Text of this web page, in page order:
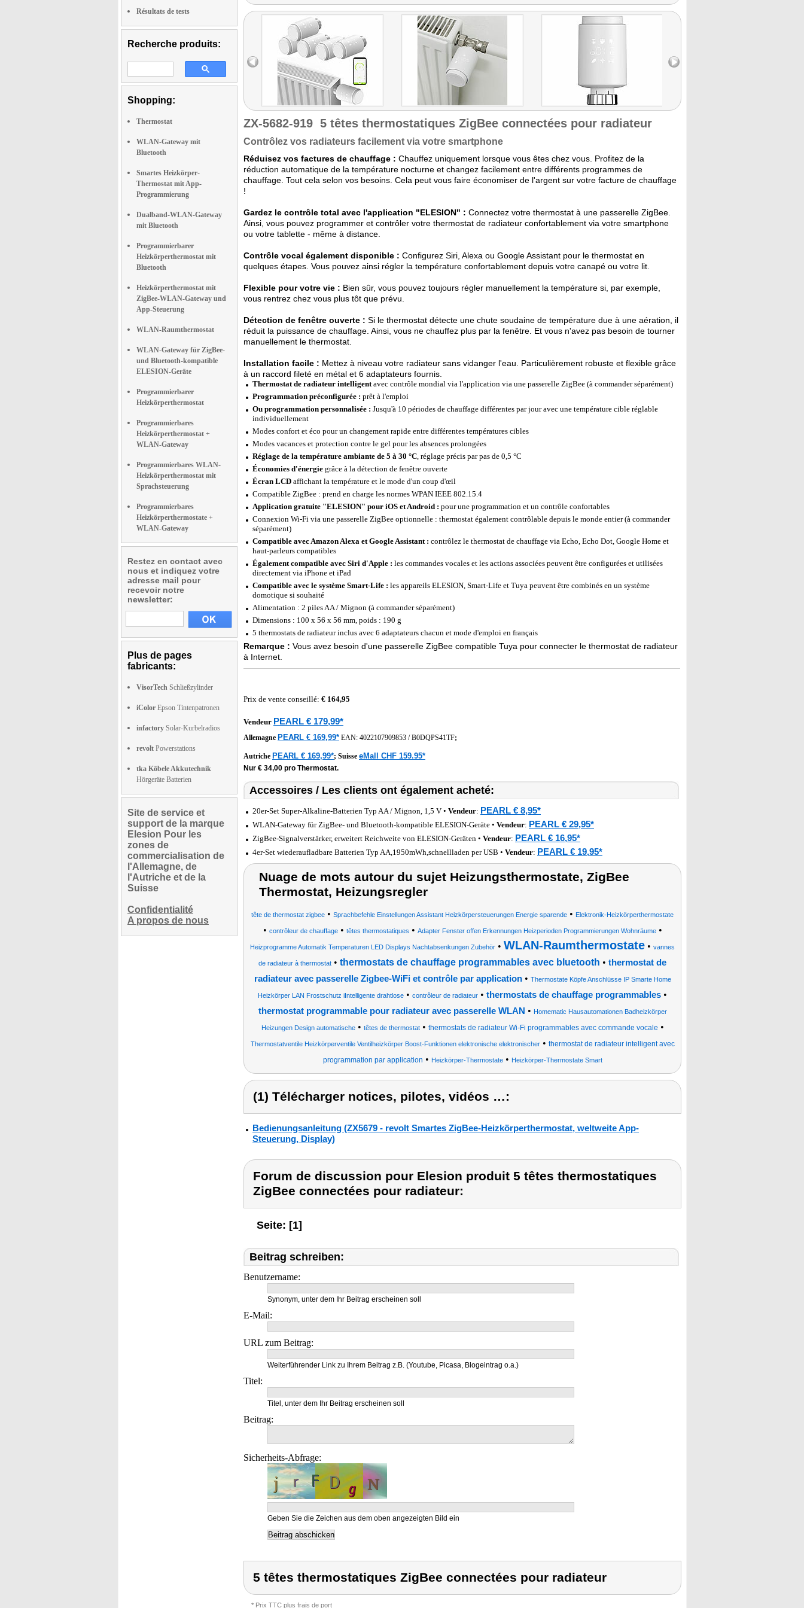
Résultats de tests
Recherche produits:
Shopping:
Thermostat
WLAN-Gateway mit
Bluetooth
Smartes Heizkörper-
Thermostat mit App-
Programmierung
Dualband-WLAN-Gateway
mit Bluetooth
Programmierbarer
Heizkörperthermostat mit
Bluetooth
Heizkörperthermostat mit
ZigBee-WLAN-Gateway und
App-Steuerung
WLAN-Raumthermostat
WLAN-Gateway für ZigBee-
und Bluetooth-kompatible
ELESION-Geräte
Programmierbarer
Heizkörperthermostat
Programmierbares
Heizkörperthermostat +
WLAN-Gateway
Programmierbares WLAN-
Heizkörperthermostat mit
Sprachsteuerung
Programmierbares
Heizkörperthermostate +
WLAN-Gateway
Restez en contact avec
nous et indiquez votre
adresse mail pour
recevoir notre
newsletter:
Plus de pages
fabricants:
VisorTech Schließzylinder
iColor Epson Tintenpatronen
infactory Solar-Kurbelradios
revolt Powerstations
tka Köbele Akkutechnik
Hörgeräte Batterien
Site de service et
support de la marque
Elesion Pour les
zones de
commercialisation de
l'Allemagne, de
l'Autriche et de la
Suisse
Confidentialité
A propos de nous
ZX-5682-919 5 têtes thermostatiques ZigBee connectées pour radiateur
Contrôlez vos radiateurs facilement via votre smartphone
Réduisez vos factures de chauffage : Chauffez uniquement lorsque vous êtes chez vous. Profitez de la
réduction automatique de la température nocturne et changez facilement entre différents programmes de
chauffage. Tout cela selon vos besoins. Cela peut vous faire économiser de l'argent sur votre facture de chauffage
!
Gardez le contrôle total avec l'application "ELESION" : Connectez votre thermostat à une passerelle ZigBee.
Ainsi, vous pouvez programmer et contrôler votre thermostat de radiateur confortablement via votre smartphone
ou votre tablette - même à distance.
Contrôle vocal également disponible : Configurez Siri, Alexa ou Google Assistant pour le thermostat en
quelques étapes. Vous pouvez ainsi régler la température confortablement depuis votre canapé ou votre lit.
Flexible pour votre vie : Bien sûr, vous pouvez toujours régler manuellement la température si, par exemple,
vous rentrez chez vous plus tôt que prévu.
Détection de fenêtre ouverte : Si le thermostat détecte une chute soudaine de température due à une aération, il
réduit la puissance de chauffage. Ainsi, vous ne chauffez plus par la fenêtre. Et vous n'avez pas besoin de tourner
manuellement le thermostat.
Installation facile : Mettez à niveau votre radiateur sans vidanger l'eau. Particulièrement robuste et flexible grâce
à un raccord fileté en métal et 6 adaptateurs fournis.
Thermostat de radiateur intelligentavec contrôle mondial via l'application via une passerelle ZigBee (à commander séparément)
Programmation préconfigurée : prêt à l'emploi
Ou programmation personnalisée : Jusqu'à 10 périodes de chauffage différentes par jour avec une température cible réglable
individuellement
Modes confort et éco pour un changement rapide entre différentes températures cibles
Modes vacances et protection contre le gel pour les absences prolongées
Réglage de la température ambiante de 5 à 30 °C, réglage précis par pas de 0,5 °C
Économies d'énergie grâce à la détection de fenêtre ouverte
Écran LCD affichant la température et le mode d'un coup d'œil
Compatible ZigBee : prend en charge les normes WPAN IEEE 802.15.4
Application gratuite "ELESION" pour iOS et Android : pour une programmation et un contrôle confortables
Connexion Wi-Fi via une passerelle ZigBee optionnelle : thermostat également contrôlable depuis le monde entier (à commander
séparément)
Compatible avec Amazon Alexa et Google Assistant : contrôlez le thermostat de chauffage via Echo, Echo Dot, Google Home et
haut-parleurs compatibles
Également compatible avec Siri d'Apple : les commandes vocales et les actions associées peuvent être configurées et utilisées
directement via iPhone et iPad
Compatible avec le système Smart-Life : les appareils ELESION, Smart-Life et Tuya peuvent être combinés en un système
domotique si souhaité
Alimentation : 2 piles AA / Mignon (à commander séparément)
Dimensions : 100 x 56 x 56 mm, poids : 190 g
5 thermostats de radiateur inclus avec 6 adaptateurs chacun et mode d'emploi en français
Remarque : Vous avez besoin d'une passerelle ZigBee compatible Tuya pour connecter le thermostat de radiateur
à Internet.
Prix de vente conseillé: € 164,95
Vendeur PEARL € 179,99*
Allemagne PEARL € 169,99* EAN: 4022107909853 /B0DQPS41TF;
Autriche PEARL € 169,99*; Suisse eMall CHF 159.95*
Nur € 34,00 pro Thermostat.
Accessoires / Les clients ont également acheté:
20er-Set Super-Alkaline-Batterien Typ AA / Mignon, 1,5 V • Vendeur: PEARL € 8,95*
WLAN-Gateway für ZigBee- und Bluetooth-kompatible ELESION-Geräte • Vendeur: PEARL € 29,95*
ZigBee-Signalverstärker, erweitert Reichweite von ELESION-Geräten • Vendeur: PEARL € 16,95*
4er-Set wiederaufladbare Batterien Typ AA,1950mWh,schnellladen per USB • Vendeur: PEARL € 19,95*
Nuage de mots autour du sujet Heizungsthermostate, ZigBee
Thermostat, Heizungsregler
tête de thermostat zigbee • Sprachbefehle Einstellungen Assistant Heizkörpersteuerungen Energie sparende • Elektronik-Heizkörperthermostate
• contrôleur de chauffage• têtes thermostatiques • Adapter Fenster offen Erkennungen Heizperioden Programmierungen Wohnräume•
Heizprogramme Automatik Temperaturen LED Displays Nachtabsenkungen Zubehör • WLAN-Raumthermostate • vannes
de radiateur à thermostat • thermostats de chauffage programmables avec bluetooth • thermostat de
radiateur avec passerelle Zigbee-WiFi et contrôle par application• Thermostate Köpfe Anschlüsse IP Smarte Home
Heizkörper LAN Frostschutz iIntelligente drahtlose • contrôleur de radiateur • thermostats de chauffage programmables •
thermostat programmable pour radiateur avec passerelle WLAN • Homematic Hausautomationen Badheizkörper
Heizungen Design automatische• têtes de thermostat• thermostats de radiateur Wi-Fi programmables avec commande vocale •
Thermostatventile Heizkörperventile Ventilheizkörper Boost-Funktionen elektronische elektronischer• thermostat de radiateur intelligent avec
programmation par application • Heizkörper-Thermostate• Heizkörper-Thermostate Smart
(1) Télécharger notices, pilotes, vidéos …:
Bedienungsanleitung (ZX5679 - revolt Smartes ZigBee-Heizkörperthermostat, weltweite App-
Steuerung, Display)
Forum de discussion pour Elesion produit 5 têtes thermostatiques
ZigBee connectées pour radiateur:
Seite: [1]
Beitrag schreiben:
Benutzername:
Synonym, unter dem Ihr Beitrag erscheinen soll
E-Mail:
URL zum Beitrag:
Weiterführender Link zu Ihrem Beitrag z.B. (Youtube, Picasa, Blogeintrag o.a.)
Titel:
Titel, unter dem Ihr Beitrag erscheinen soll
Beitrag:
Sicherheits-Abfrage:
Geben Sie die Zeichen aus dem oben angezeigten Bild ein
5 têtes thermostatiques ZigBee connectées pour radiateur
* Prix TTC plus frais de port